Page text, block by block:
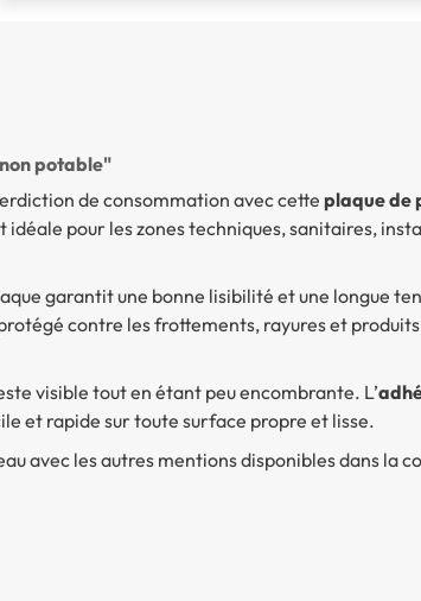
potable"
de consommation avec cette plaque de
idéale pour les zones techniques, sanitaires,
garantit une bonne lisibilité et une longue
contre les frottements, rayures et produits
visible tout en étant peu encombrante. L’
et rapide sur toute surface propre et lisse.
avec les autres mentions disponibles dans la